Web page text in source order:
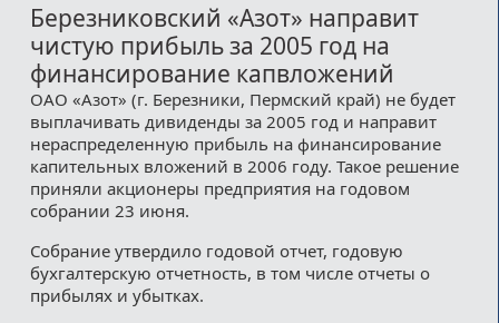
Пользовательское соглашение
Медиакит
Контакты
Березниковский «Азот» направит
чистую прибыль за 2005 год на
финансирование капвложений
ОАО «Азот» (г. Березники, Пермский край) не будет
выплачивать дивиденды за 2005 год и направит
нераспределенную прибыль на финансирование
капительных вложений в 2006 году. Такое решение
приняли акционеры предприятия на годовом
собрании 23 июня.
Собрание утвердило годовой отчет, годовую
бухгалтерскую отчетность, в том числе отчеты о
прибылях и убытках.